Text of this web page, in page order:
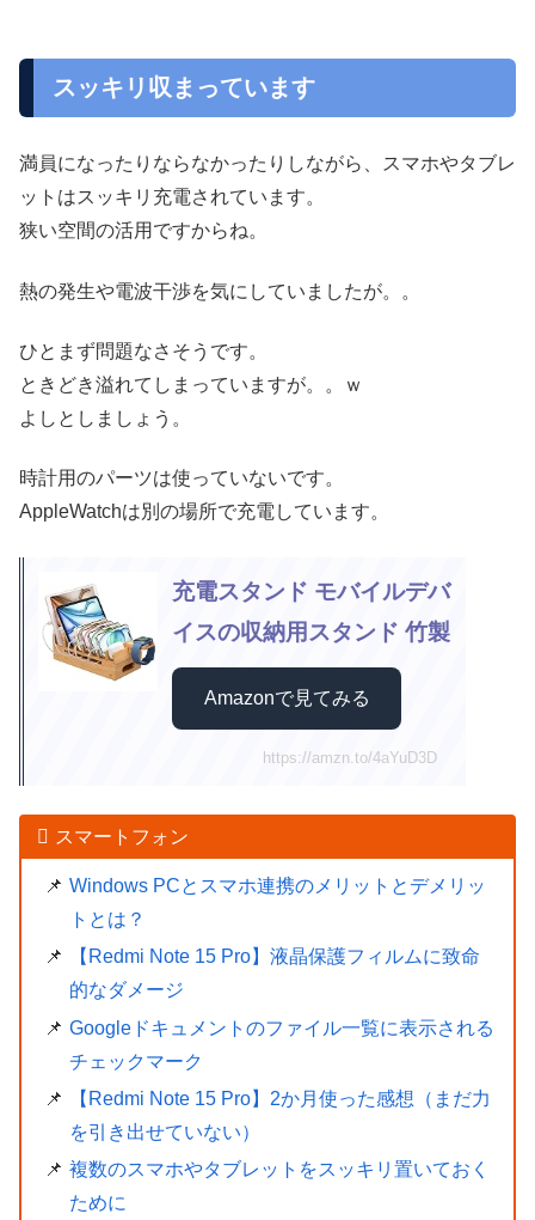
スッキリ収まっています
満員になったりならなかったりしながら、スマホやタブレ
ットはスッキリ充電されています。
狭い空間の活用ですからね。
熱の発生や電波干渉を気にしていましたが。。
ひとまず問題なさそうです。
ときどき溢れてしまっていますが。。ｗ
よしとしましょう。
時計用のパーツは使っていないです。
AppleWatchは別の場所で充電しています。
充電スタンド モバイルデバ
イスの収納用スタンド 竹製
Amazonで見てみる
https://amzn.to/4aYuD3D
スマートフォン
Windows PCとスマホ連携のメリットとデメリッ
トとは？
【Redmi Note 15 Pro】液晶保護フィルムに致命
的なダメージ
Googleドキュメントのファイル一覧に表示される
チェックマーク
【Redmi Note 15 Pro】2か月使った感想（まだ力
を引き出せていない）
複数のスマホやタブレットをスッキリ置いておく
ために